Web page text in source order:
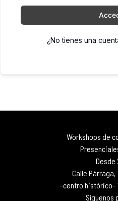
¿No tienes una
Workshops de
Desde
Calle Párraga,
-centro histórico-
Síguenos